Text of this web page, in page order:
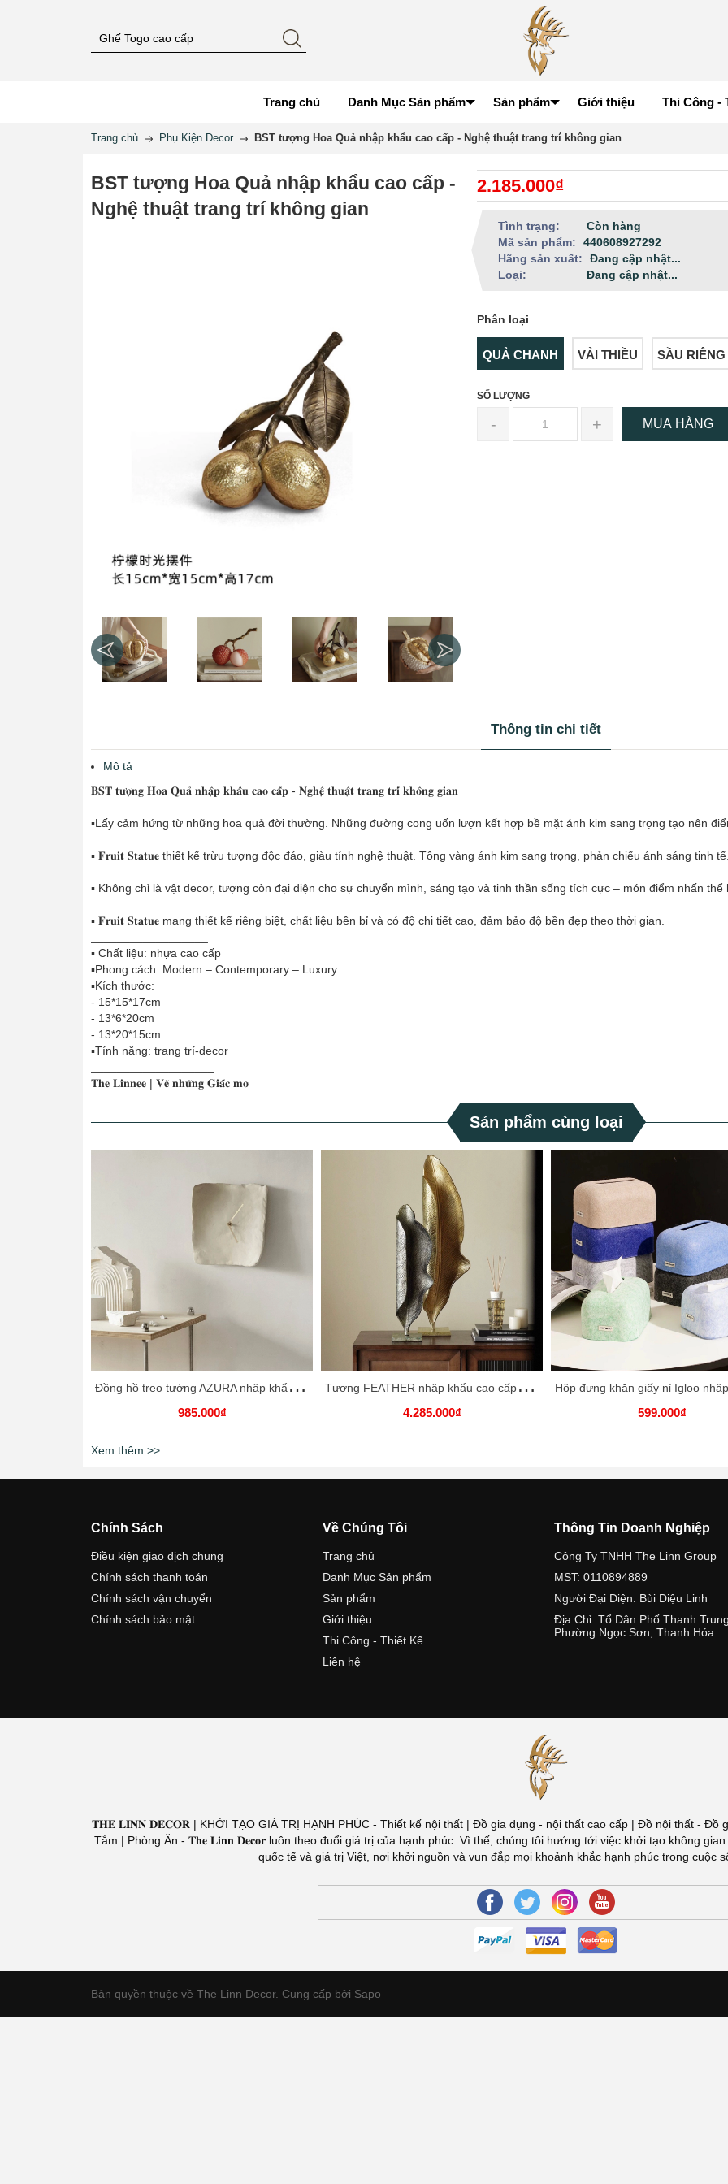
Trang chủ Danh Mục Sản phẩm Sản phẩm Giới thiệu Thi Công -
Trang chủ Phụ Kiện Decor BST tượng Hoa Quả nhập khẩu cao cấp - Nghệ thuật trang trí không gian
BST tượng Hoa Quả nhập khẩu cao cấp -
Nghệ thuật trang trí không gian
2.185.000₫
Tình trạng:
Còn hàng
Mã sản phẩm:
440608927292
Hãng sản xuất:
Đang cập nhật...
Loại:
Đang cập nhật...
Phân loại
QUẢ CHANH VẢI THIỀU SẦU RIÊNG
SỐ LƯỢNG
- + MUA HÀNG
Thông tin chi tiết
Mô tả
𝐁𝐒𝐓 𝐭𝐮̛𝐨̛̣𝐧𝐠 𝐇𝐨𝐚 𝐐𝐮𝐚̉ 𝐧𝐡𝐚̣̂𝐩 𝐤𝐡𝐚̂̉𝐮 𝐜𝐚𝐨 𝐜𝐚̂́𝐩 - 𝐍𝐠𝐡𝐞̣̂ 𝐭𝐡𝐮𝐚̣̂𝐭 𝐭𝐫𝐚𝐧𝐠 𝐭𝐫𝐢́ 𝐤𝐡𝐨̂𝐧𝐠 𝐠𝐢𝐚𝐧
▪️Lấy cảm hứng từ những hoa quả đời thường. Những đường cong uốn lượn kết hợp bề mặt ánh kim sang trọng tạo nên
▪️ 𝐅𝐫𝐮𝐢𝐭 𝐒𝐭𝐚𝐭𝐮𝐞 thiết kế trừu tượng độc đáo, giàu tính nghệ thuật. Tông vàng ánh kim sang trọng, phản chiếu ánh sáng tinh
▪️ Không chỉ là vật decor, tượng còn đại diện cho sự chuyển mình, sáng tạo và tinh thần sống tích cực – món điểm nhấn thể
▪️ 𝐅𝐫𝐮𝐢𝐭 𝐒𝐭𝐚𝐭𝐮𝐞 mang thiết kế riêng biệt, chất liệu bền bỉ và có độ chi tiết cao, đảm bảo độ bền đẹp theo thời gian.
▪️ Chất liệu: nhựa cao cấp
▪️Phong cách: Modern – Contemporary – Luxury
▪️Kích thước:
- 15*15*17cm
- 13*6*20cm
- 13*20*15cm
▪️Tính năng: trang trí-decor
𝐓𝐡𝐞 𝐋𝐢𝐧𝐧𝐞𝐞 | 𝐕𝐞̃ 𝐧𝐡𝐮̛̃𝐧𝐠 𝐆𝐢𝐚̂́𝐜 𝐦𝐨̛
Sản phẩm cùng loại
Đ
ồng hồ treo tường AZURA nhập khẩu cao cấp
985.000₫
T
ượng FEATHER nhập khẩu cao cấp - Nghệ thuật trang trí không gian
4.285.000₫ 599.000₫
Xem thêm >>
Chính Sách
Điều kiện giao dịch chung
Chính sách thanh toán
Chính sách vận chuyển
Chính sách bảo mật
Về Chúng Tôi
Trang chủ
Danh Mục Sản phẩm
Sản phẩm
Giới thiệu
Thi Công - Thiết Kế
Liên hệ
Thông Tin Doanh Nghiệp
Công Ty TNHH The Linn Group
MST: 0110894889
Người Đại Diện: Bùi Diệu Linh
Địa Chỉ: Tổ Dân Phố Thanh Trung,
Phường Ngọc Sơn, Thanh Hóa
𝐓𝐇𝐄 𝐋𝐈𝐍𝐍 𝐃𝐄𝐂𝐎𝐑 | KHỞI TẠO GIÁ TRỊ HẠNH PHÚC - Thiết kế nội thất | Đồ gia dụng - nội thất cao cấp | Đồ nội thất - Đồ
Tắm | Phòng Ăn - 𝐓𝐡𝐞 𝐋𝐢𝐧𝐧 𝐃𝐞𝐜𝐨𝐫 luôn theo đuổi giá trị của hạnh phúc. Vì thế, chúng tôi hướng tới việc khởi tạo không
quốc tế và giá trị Việt, nơi khởi nguồn và vun đắp mọi khoảnh khắc hạnh phúc trong cuộc
Bản quyền thuộc về The Linn Decor. Cung cấp bởi Sapo